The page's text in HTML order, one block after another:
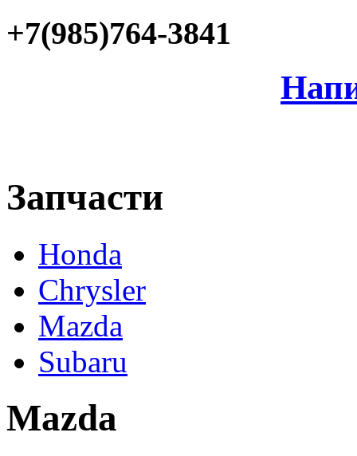
+7(985)764-3841
Запчасти
Honda
Chrysler
Mazda
Subaru
Mazda